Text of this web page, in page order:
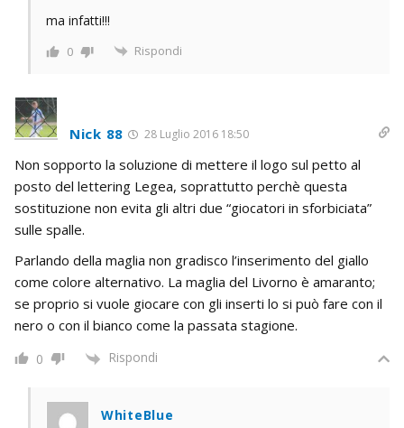
ma infatti!!!
0 Rispondi
Nick 88 28 Luglio 2016 18:50
Non sopporto la soluzione di mettere il logo sul petto al
posto del lettering Legea, soprattutto perchè questa
sostituzione non evita gli altri due “giocatori in sforbiciata”
sulle spalle.
Parlando della maglia non gradisco l’inserimento del giallo
come colore alternativo. La maglia del Livorno è amaranto;
se proprio si vuole giocare con gli inserti lo si può fare con il
nero o con il bianco come la passata stagione.
0 Rispondi
WhiteBlue